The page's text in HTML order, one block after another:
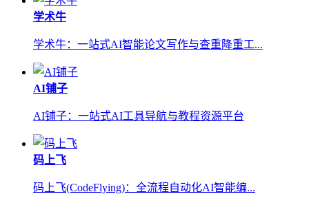
学术牛
学术牛：一站式AI智能论文写作与查重降重工...
AI铺子
AI铺子：一站式AI工具导航与教程资源平台
码上飞
码上飞(CodeFlying)：全流程自动化AI智能编...